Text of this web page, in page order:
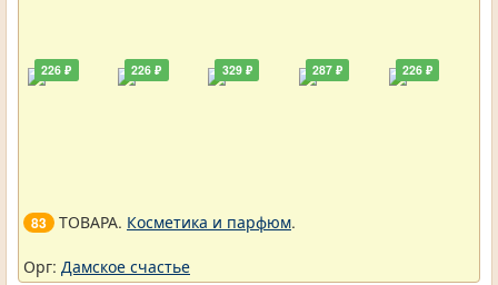
226 ₽ 226 ₽ 329 ₽ 287 ₽ 226 ₽
83 ТОВАРА. Косметика и парфюм.
Орг: Дамское счастье